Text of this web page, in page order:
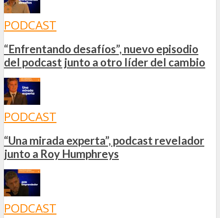
PODCAST
“Enfrentando desafíos”, nuevo episodio
del podcast junto a otro líder del cambio
PODCAST
“Una mirada experta”, podcast revelador
junto a Roy Humphreys
PODCAST